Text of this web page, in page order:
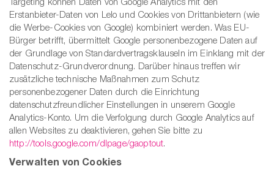
Erstanbieter-Daten von Lelo und Cookies von Drittanbietern (wie
die Werbe-Cookies von Google) kombiniert werden. Was EU-
Bürger betrifft, übermittelt Google personenbezogene Daten auf
der Grundlage von Standardvertragsklauseln im Einklang mit der
Datenschutz-Grundverordnung. Darüber hinaus treffen wir
zusätzliche technische Maßnahmen zum Schutz
personenbezogener Daten durch die Einrichtung
datenschutzfreundlicher Einstellungen in unserem Google
Analytics-Konto. Um die Verfolgung durch Google Analytics auf
allen Websites zu deaktivieren, gehen Sie bitte zu
http://tools.google.com/dlpage/gaoptout.
Verwalten von Cookies